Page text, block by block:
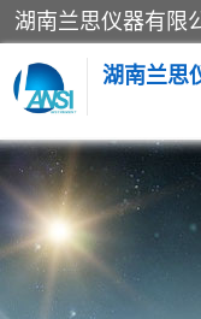
湖南兰思
老化房
工业烘箱